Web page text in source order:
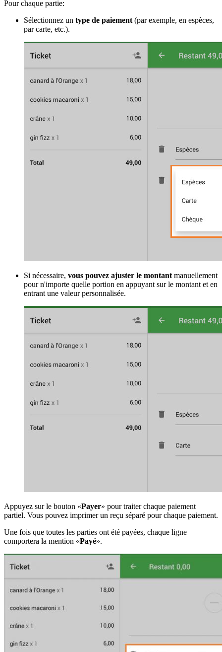
Pour chaque partie:
Sélectionnez un type de paiement (par exemple, en espèces,
par carte, etc.).
Si nécessaire, vous pouvez ajuster le montant manuellement
pour n'importe quelle portion en appuyant sur le montant et en
entrant une valeur personnalisée.
Appuyez sur le bouton «Payer» pour traiter chaque paiement
partiel. Vous pouvez imprimer un reçu séparé pour chaque paiement.
Une fois que toutes les parties ont été payées, chaque ligne
comportera la mention «Payé».